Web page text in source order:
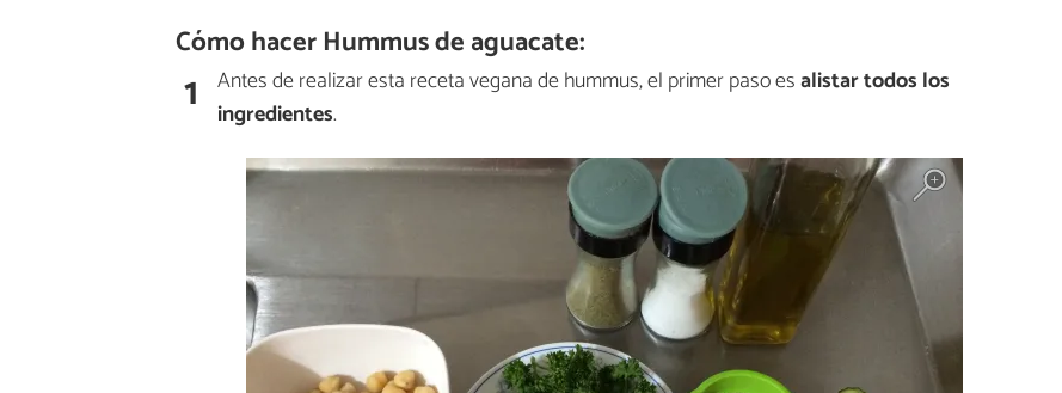
Cómo hacer Hummus de aguacate:
1 Antes de realizar esta receta vegana de hummus, el primer paso esalistar todos los
ingredientes.